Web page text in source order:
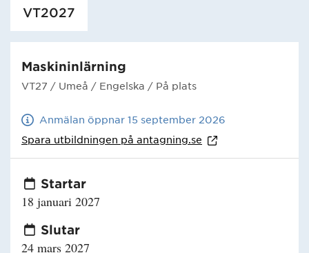
VT2027
Maskininlärning
VT27 / Umeå / Engelska / På plats
Anmälan öppnar 15 september 2026
Spara utbildningen på antagning.se
Startar
18 januari 2027
Slutar
24 mars 2027